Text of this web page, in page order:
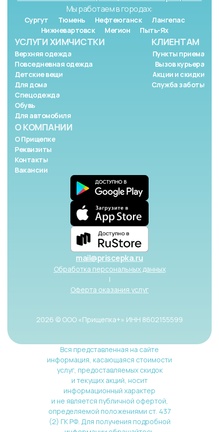
Мы работаем в городах:
Сургут Тюмень Нефтеюганск
Лангепас
Нижневартовск
Мегион Пыть-Ях
КЛИЕНТАМ
Пункты приема
Вызов курьера
Акции и скидки
Служба заботы
О КОМПАНИИ
О Прищепке
Реквизиты
Контакты
Вакансии
УСЛУГИ ХИМЧИСТКИ
Верхняя одежда
Повседневная одежда
Детские вещи
Для дома
Спецодежда
Обувь
Для автомобиля
mail@priscepka.ru
Обработка персональных данных
|
Оферта оказания услуг
2026 © ООО «Прищепка+» ИНН 8602155599
Вся представленная на сайте
информация, касающаяся стоимости
услуг, предоставляемых скидок
и текущих акций, носит
информационный характер
и не является публичной офертой,
определяемой положениями ст. 437
(2) ГК РФ. Для получения подробной